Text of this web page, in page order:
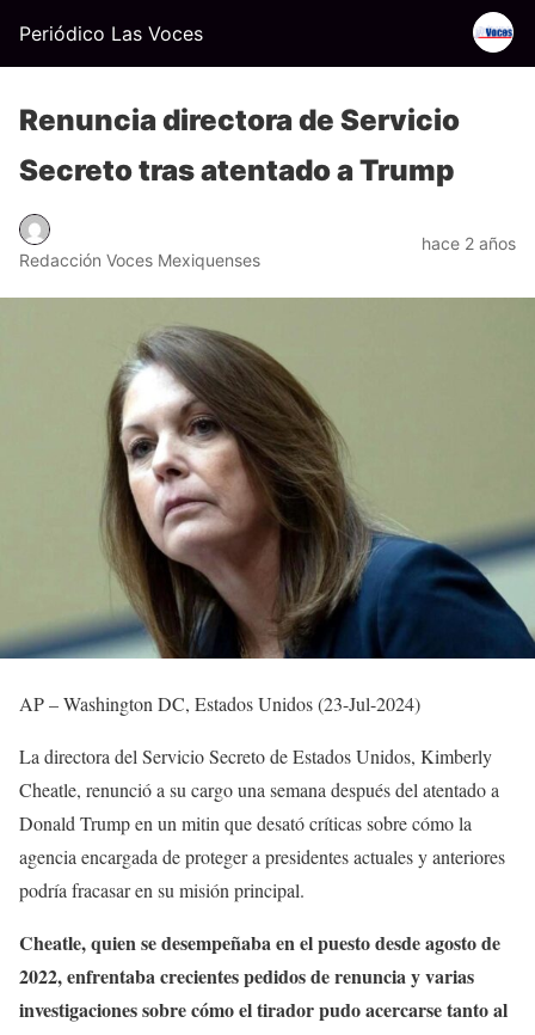
Periódico Las Voces
Renuncia directora de Servicio
Secreto tras atentado a Trump
Redacción Voces Mexiquenses
hace 2 años
AP – Washington DC, Estados Unidos (23-Jul-2024)
La directora del Servicio Secreto de Estados Unidos, Kimberly
Cheatle, renunció a su cargo una semana después del atentado a
Donald Trump en un mitin que desató críticas sobre cómo la
agencia encargada de proteger a presidentes actuales y anteriores
podría fracasar en su misión principal.
Cheatle, quien se desempeñaba en el puesto desde agosto de
2022, enfrentaba crecientes pedidos de renuncia y varias
investigaciones sobre cómo el tirador pudo acercarse tanto al